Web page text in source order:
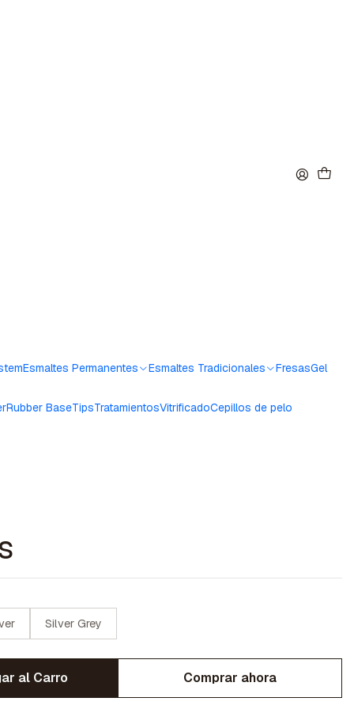
Esmaltes Permanentes Esmaltes Tradicionales FresasGel
Rubber BaseTipsTratamientosVitrificadoCepillos de pelo
Silver Grey
al Carro Comprar ahora